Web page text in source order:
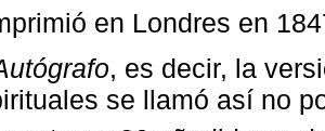
en Londres en
, es decir, la
se llamó así no